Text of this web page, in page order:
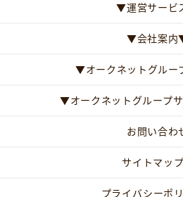
▼運営サービ
▼会社案
▼オークネットグルー
▼オークネットグループ
お問い合わ
サイトマップ
プライバシーポ